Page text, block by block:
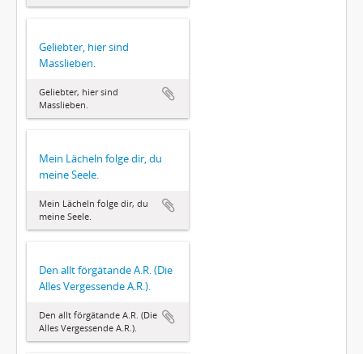
Geliebter, hier sind
Masslieben.
Geliebter, hier sind
Masslieben.
Mein Lächeln folge dir, du
meine Seele.
Mein Lächeln folge dir, du
meine Seele.
Den allt förgätande A.R. (Die
Alles Vergessende A.R.).
Den allt förgätande A.R. (Die
Alles Vergessende A.R.).